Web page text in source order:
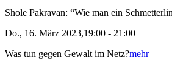
Shole Pakravan: “Wie man ein
Do., 16. März 2023,19:00 - 21:00
Was tun gegen Gewalt im Netz?mehr